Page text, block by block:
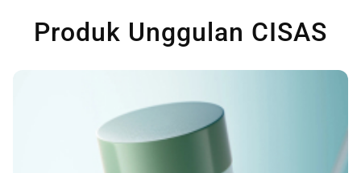
Produk Unggulan CISAS